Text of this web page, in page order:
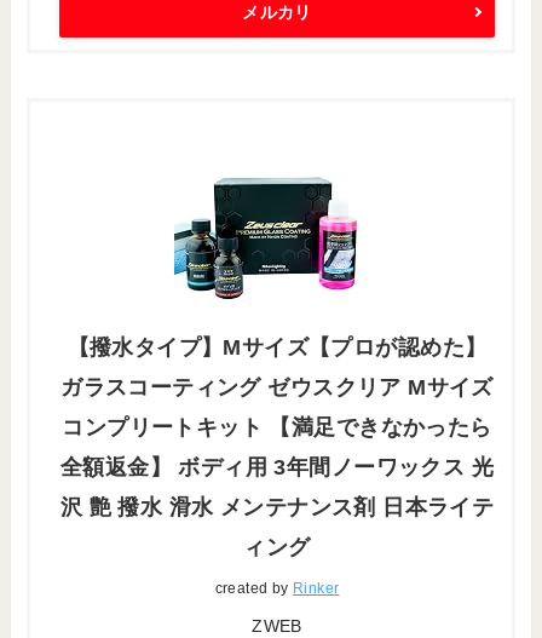
メルカリ
【撥水タイプ】Mサイズ【プロが認めた】
ガラスコーティング ゼウスクリア Mサイズ
コンプリートキット 【満足できなかったら
全額返金】 ボディ用 3年間ノーワックス 光
沢 艶 撥水 滑水 メンテナンス剤 日本ライテ
ィング
created by Rinker
ZWEB